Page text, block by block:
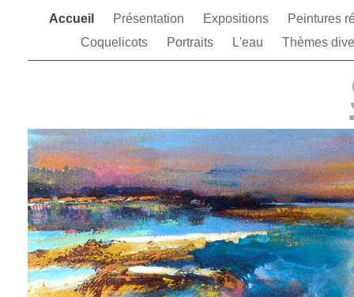
Accueil Présentation Expositions
Peintures
Coquelicots
Portraits L'eau Thèmes